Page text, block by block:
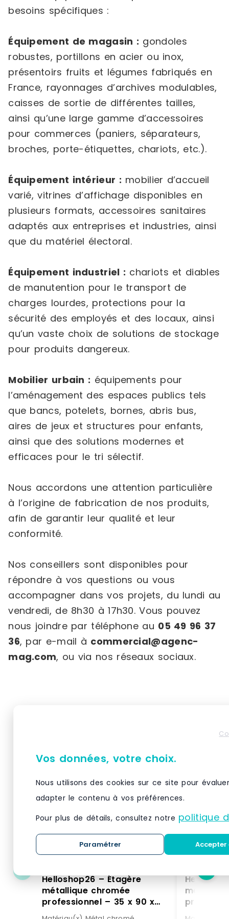
besoins spécifiques :
Équipement de magasin : gondoles
robustes, portillons en acier ou inox,
présentoirs fruits et légumes fabriqués en
France, rayonnages d’archives modulables,
caisses de sortie de différentes tailles,
ainsi qu’une large gamme d’accessoires
pour commerces (paniers, séparateurs,
broches, porte-étiquettes, chariots, etc.).
Équipement intérieur : mobilier d’accueil
varié, vitrines d’affichage disponibles en
plusieurs formats, accessoires sanitaires
adaptés aux entreprises et industries, ainsi
que du matériel électoral.
Équipement industriel : chariots et diables
de manutention pour le transport de
charges lourdes, protections pour la
sécurité des employés et des locaux, ainsi
qu’un vaste choix de solutions de stockage
pour produits dangereux.
Mobilier urbain : équipements pour
l’aménagement des espaces publics tels
que bancs, potelets, bornes, abris bus,
aires de jeux et structures pour enfants,
ainsi que des solutions modernes et
efficaces pour le tri sélectif.
Nous accordons une attention particulière
à l’origine de fabrication de nos produits,
afin de garantir leur qualité et leur
conformité.
Nos conseillers sont disponibles pour
répondre à vos questions ou vous
accompagner dans vos projets, du lundi au
vendredi, de 8h30 à 17h30. Vous pouvez
nous joindre par téléphone au 05 49 96 37
36, par e-mail à commercial@agenc-
mag.com, ou via nos réseaux sociaux.
Helloshop26 – Étagère
métallique chromée
professionnel – 35 x 90 x
137 cm – 120 kg 14_0001534
137 cm –
Vos données, votre choix.
Nous utilisons des cookies sur ce site pour
adapter le contenu à vos préférences.
Pour plus de détails, consultez notre politique
Paramétrer